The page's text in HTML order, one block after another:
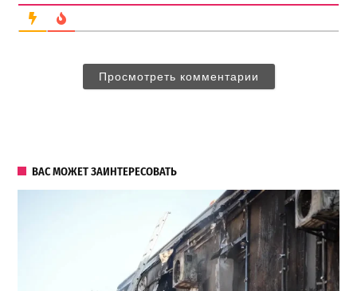
Просмотреть комментарии
ВАС МОЖЕТ ЗАИНТЕРЕСОВАТЬ